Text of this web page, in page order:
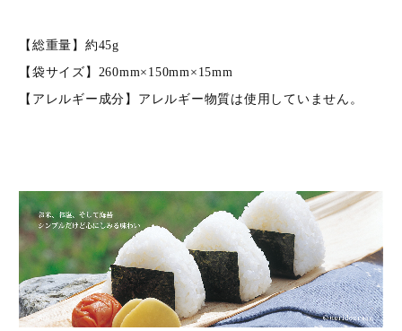
価格（税別）
〜
在庫
【総重量】約45g
【袋サイズ】260mm×150mm×15mm
【アレルギー成分】アレルギー物質は使用していません。